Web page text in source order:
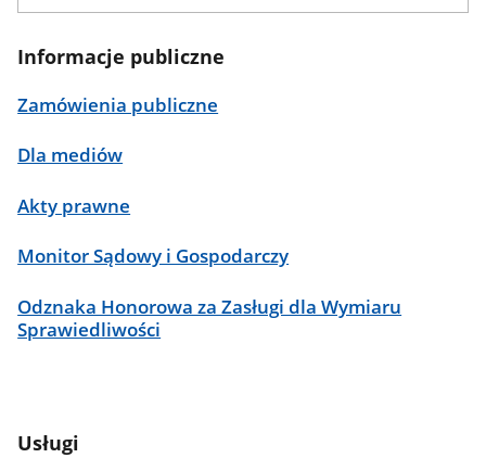
Informacje publiczne
Zamówienia publiczne
Dla mediów
Akty prawne
Monitor Sądowy i Gospodarczy
Odznaka Honorowa za Zasługi dla Wymiaru
Sprawiedliwości
Usługi